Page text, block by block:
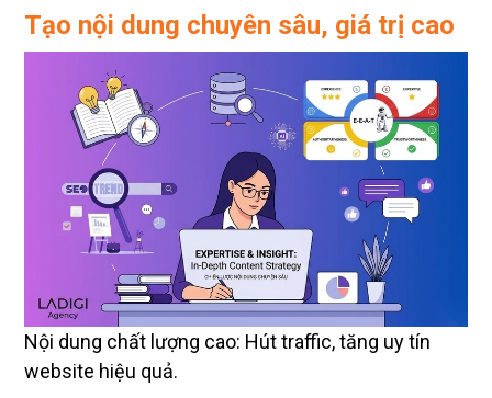
Tạo nội dung chuyên sâu, giá trị cao
Nội dung chất lượng cao: Hút traffic, tăng uy tín
website hiệu quả.